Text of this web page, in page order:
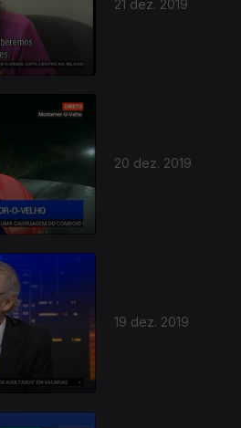
21 dez. 2019
20 dez. 2019
19 dez. 2019